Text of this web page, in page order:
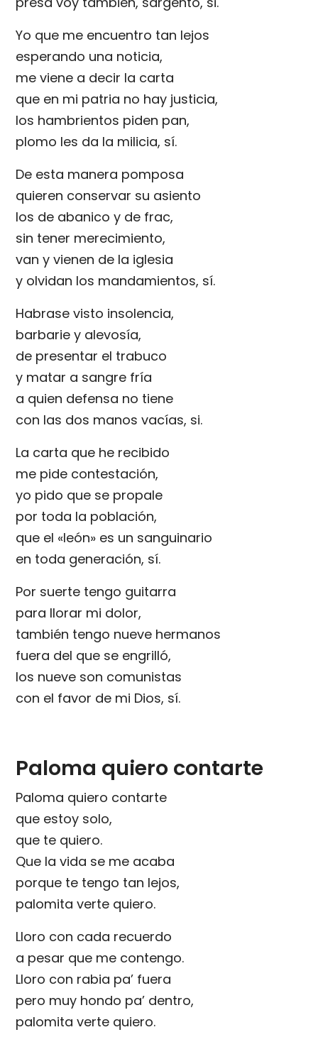
Yo que me encuentro tan lejos
esperando una noticia,
me viene a decir la carta
que en mi patria no hay justicia,
los hambrientos piden pan,
plomo les da la milicia, sí.
De esta manera pomposa
quieren conservar su asiento
los de abanico y de frac,
sin tener merecimiento,
van y vienen de la iglesia
y olvidan los mandamientos, sí.
Habrase visto insolencia,
barbarie y alevosía,
de presentar el trabuco
y matar a sangre fría
a quien defensa no tiene
con las dos manos vacías, si.
La carta que he recibido
me pide contestación,
yo pido que se propale
por toda la población,
que el «león» es un sanguinario
en toda generación, sí.
Por suerte tengo guitarra
para llorar mi dolor,
también tengo nueve hermanos
fuera del que se engrilló,
los nueve son comunistas
con el favor de mi Dios, sí.
Paloma quiero contarte
Paloma quiero contarte
que estoy solo,
que te quiero.
Que la vida se me acaba
porque te tengo tan lejos,
palomita verte quiero.
Lloro con cada recuerdo
a pesar que me contengo.
Lloro con rabia pa’ fuera
pero muy hondo pa’ dentro,
palomita verte quiero.